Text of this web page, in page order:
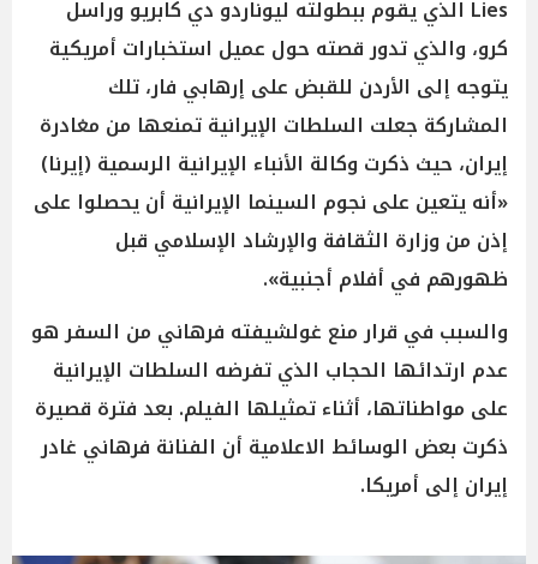
Lies الذي يقوم ببطولته ليوناردو دي كابريو وراسل
كرو، والذي تدور قصته حول عميل استخبارات أمريكية
يتوجه إلى الأردن للقبض على إرهابي فار، تلك
المشاركة جعلت السلطات الإيرانية تمنعها من مغادرة
إيران، حيث ذكرت وكالة الأنباء الإيرانية الرسمية (إيرنا)
«أنه يتعين على نجوم السينما الإيرانية أن يحصلوا على
إذن من وزارة الثقافة والإرشاد الإسلامي قبل
ظهورهم في أفلام أجنبية».
والسبب في قرار منع غولشيفته فرهاني من السفر هو
عدم ارتدائها الحجاب الذي تفرضه السلطات الإيرانية
على مواطناتها، أثناء تمثيلها الفيلم. بعد فترة قصيرة
ذكرت بعض الوسائط الاعلامية أن الفنانة فرهاني غادر
إيران إلى أمريكا.